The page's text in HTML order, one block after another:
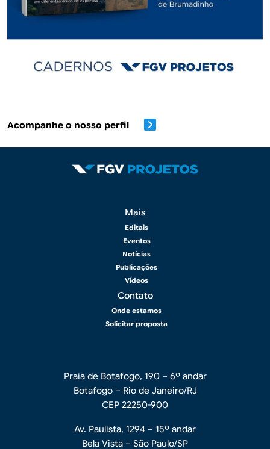
Acompanhe o nosso perfil
Mais
Editais
Eventos
Notícias
Publicações
Vídeos
Contato
Onde estamos
Solicitar proposta
Praia de Botafogo, 190 – 6º andar
Botafogo – Rio de Janeiro/RJ
CEP 22250-900
Av. Paulista, 1294 – 15º andar
Bela Vista – São Paulo/SP